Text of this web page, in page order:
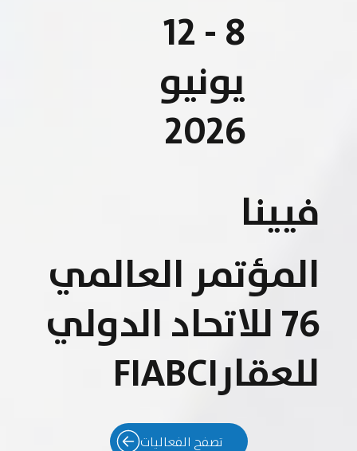
8 - 12
يونيو
2026
فيينا
المؤتمر العالمي
76 للاتحاد الدولي
للعقارFIABCI
تصفح الفعاليات